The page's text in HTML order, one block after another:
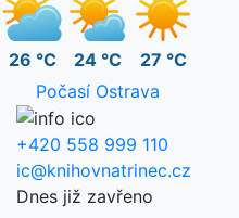
26 °C 24 °C
27 °C
Počasí Ostrava
+420 558 999 110
ic@knihovnatrinec.cz
Dnes již zavřeno